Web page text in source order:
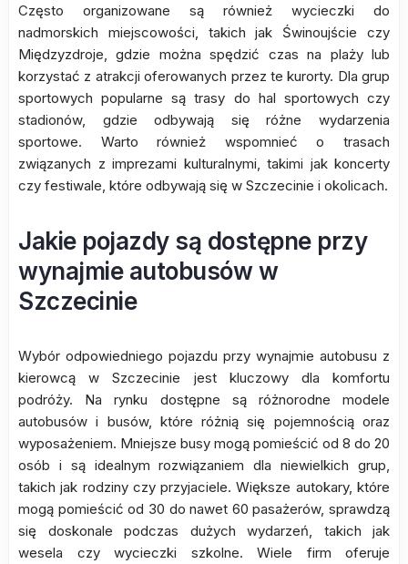
Często organizowane są również wycieczki do
nadmorskich miejscowości, takich jak Świnoujście czy
Międzyzdroje, gdzie można spędzić czas na plaży lub
korzystać z atrakcji oferowanych przez te kurorty. Dla grup
sportowych popularne są trasy do hal sportowych czy
stadionów, gdzie odbywają się różne wydarzenia
sportowe. Warto również wspomnieć o trasach
związanych z imprezami kulturalnymi, takimi jak koncerty
czy festiwale, które odbywają się w Szczecinie i okolicach.
Jakie pojazdy są dostępne przy
wynajmie autobusów w
Szczecinie
Wybór odpowiedniego pojazdu przy wynajmie autobusu z
kierowcą w Szczecinie jest kluczowy dla komfortu
podróży. Na rynku dostępne są różnorodne modele
autobusów i busów, które różnią się pojemnością oraz
wyposażeniem. Mniejsze busy mogą pomieścić od 8 do 20
osób i są idealnym rozwiązaniem dla niewielkich grup,
takich jak rodziny czy przyjaciele. Większe autokary, które
mogą pomieścić od 30 do nawet 60 pasażerów, sprawdzą
się doskonale podczas dużych wydarzeń, takich jak
wesela czy wycieczki szkolne. Wiele firm oferuje